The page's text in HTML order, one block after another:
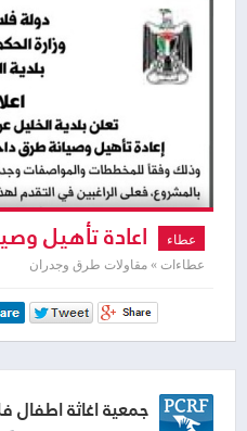
عطاء اعادة تأهيل
عطاءات » مقاولات طرق وجدران
جمعية اغاثة